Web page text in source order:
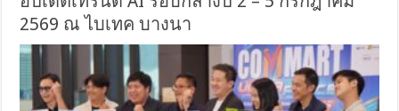
2569 ณ ไบเทค บางนา